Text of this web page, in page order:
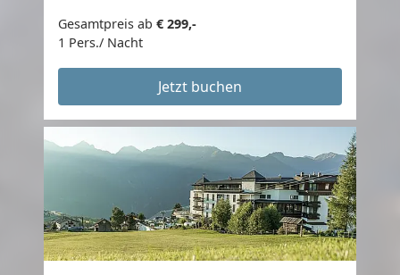
Gesamtpreis ab € 299,-
1 Pers./ Nacht
Jetzt buchen